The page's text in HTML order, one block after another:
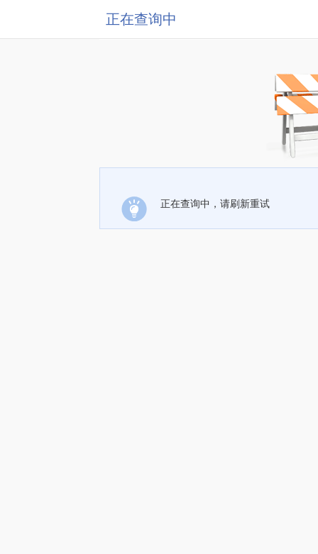
正在查询中
正在查询中，请刷新重试